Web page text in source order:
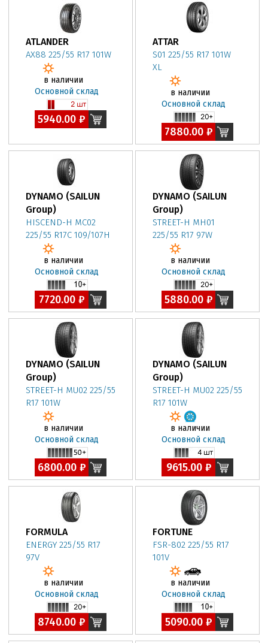
ATLANDER
AX88 225/55 R17 101W
в наличии
Основной склад
5940.00 ₽
ATTAR
S01 225/55 R17 101W
XL
в наличии
Основной склад
7880.00 ₽
DYNAMO (SAILUN
Group)
HISCEND-H MC02
225/55 R17C 109/107H
в наличии
Основной склад
7720.00 ₽
DYNAMO (SAILUN
Group)
STREET-H MH01
225/55 R17 97W
в наличии
Основной склад
5880.00 ₽
DYNAMO (SAILUN
Group)
STREET-H MU02 225/55
R17 101W
в наличии
Основной склад
6800.00 ₽
DYNAMO (SAILUN
Group)
STREET-H MU02 225/55
R17 101W
в наличии
Основной склад
9615.00 ₽
FORMULA
ENERGY 225/55 R17
97V
в наличии
Основной склад
8740.00 ₽
FORTUNE
FSR-802 225/55 R17
101V
в наличии
Основной склад
5090.00 ₽